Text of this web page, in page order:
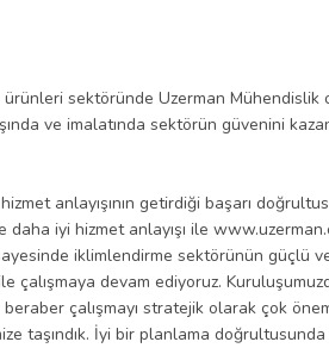
ürünleri sektöründe Uzerman Mühendislik
ve imalatında sektörün güvenini
anlayışının getirdiği başarı
iyi hizmet anlayışı ile
iklimlendirme sektörünün güçlü
çalışmaya devam ediyoruz.
çalışmayı stratejik olarak çok
taşındık. İyi bir planlama